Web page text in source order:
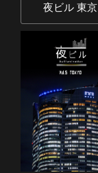
夜ビル 東京